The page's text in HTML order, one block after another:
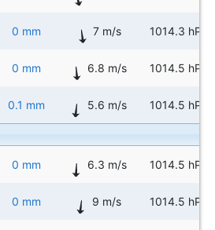
0 mm 7 m/s 1014.3 hPa
0 mm 6.8 m/s 1014.5 hPa
0.1 mm 5.6 m/s 1014.5 hPa
0 mm 6.3 m/s 1014.5 hPa
0 mm 9 m/s 1014.5 hPa